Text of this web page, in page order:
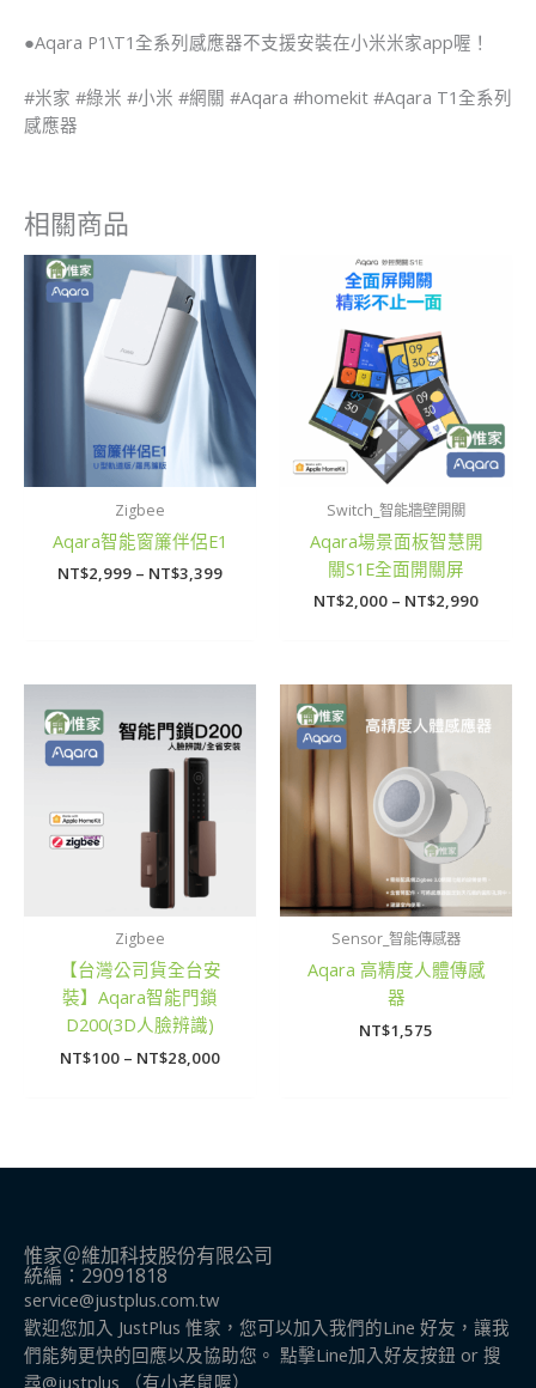
●Aqara P1\T1全系列感應器不支援安裝在小米米家app喔！
#米家 #綠米 #小米 #網關 #Aqara #homekit #Aqara T1全系列
感應器
相關商品
Zigbee
Aqara智能窗簾伴侶E1
NT$2,999 – NT$3,399
價
格
範
圍：
NT$2,999
到
NT$3,399
Switch_智能牆壁開關
Aqara場景面板智慧開
關S1E全面開關屏
NT$2,000 – NT$2,990
Zigbee
【台灣公司貨全台安
裝】Aqara智能門鎖
D200(3D人臉辨識)
NT$100 – NT$28,000
範
圍：
NT$28,000
Sensor_智能傳感器
Aqara 高精度人體傳感
器
NT$1,575
惟家＠維加科技股份有限公司
統編：29091818
service@justplus.com.tw
歡迎您加入 JustPlus 惟家，您可以加入我們的Line 好友，讓我
們能夠更快的回應以及協助您。 點擊Line加入好友按鈕 or 搜
尋@justplus​ （有小老鼠喔）